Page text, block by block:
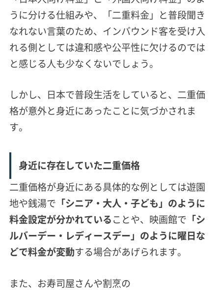
うに分ける仕組みや、「二重料金」と普段聞き
なれない言葉のため、インバウンド客を受け入
れる側としては違和感や公平性に欠けるのでは
と感じる人も少なくないでしょう。
しかし、日本で普段生活をしていると、二重価
格が意外と身近にあったことに気づかされま
す。
身近に存在していた二重価格
二重価格が身近にある具体的な例としては遊園
地や銭湯で 「シニア・大人・子ども」のように
料金設定が分かれている ことや、映画館で 「シ
ルバーデー・レディースデー」のように曜日な
どで料金が変動する場合があげられます。
また、お寿司屋さんや割烹の